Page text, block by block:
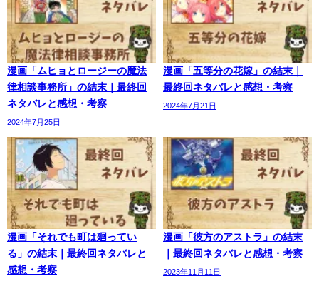
漫画「ムヒョとロージーの魔法
律相談事務所」の結末｜最終回
ネタバレと感想・考察
2024年7月25日
漫画「五等分の花嫁」の結末｜
最終回ネタバレと感想・考察
2024年7月21日
漫画「それでも町は廻ってい
る」の結末｜最終回ネタバレと
感想・考察
漫画「彼方のアストラ」の結末
｜最終回ネタバレと感想・考察
2023年11月11日